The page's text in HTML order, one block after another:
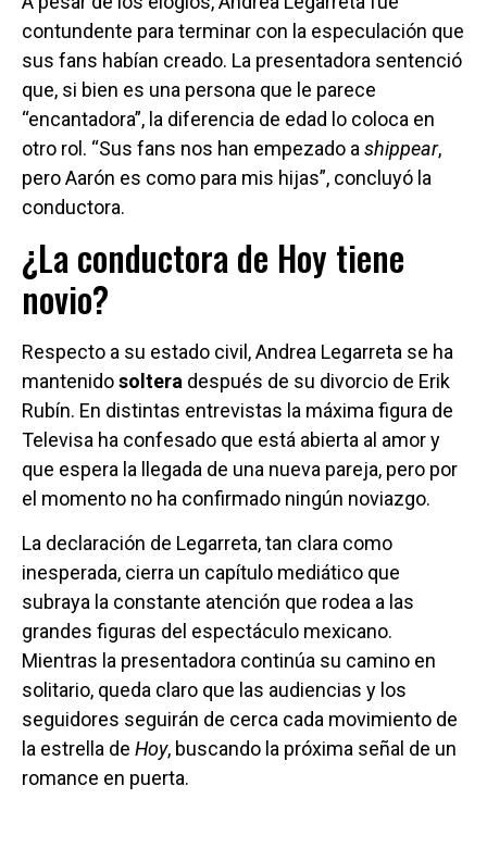
contundente para terminar con la especulación que
sus fans habían creado. La presentadora sentenció
que, si bien es una persona que le parece
“encantadora”, la diferencia de edad lo coloca en
otro rol. “Sus fans nos han empezado a shippear,
pero Aarón es como para mis hijas”, concluyó la
conductora.
¿La conductora de Hoy tiene
novio?
Respecto a su estado civil, Andrea Legarreta se ha
mantenidosoltera después de su divorcio de Erik
Rubín. En distintas entrevistas la máxima figura de
Televisa ha confesado que está abierta al amor y
que espera la llegada de una nueva pareja, pero por
el momento no ha confirmado ningún noviazgo.
La declaración de Legarreta, tan clara como
inesperada, cierra un capítulo mediático que
subraya la constante atención que rodea a las
grandes figuras del espectáculo mexicano.
Mientras la presentadora continúa su camino en
solitario, queda claro que las audiencias y los
seguidores seguirán de cerca cada movimiento de
la estrella de Hoy, buscando la próxima señal de un
romance en puerta.